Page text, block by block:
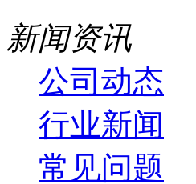
新闻资讯
公司动态
行业新闻
常见问题